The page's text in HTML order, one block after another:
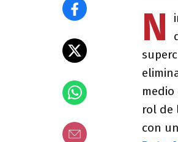
N
rol de
con